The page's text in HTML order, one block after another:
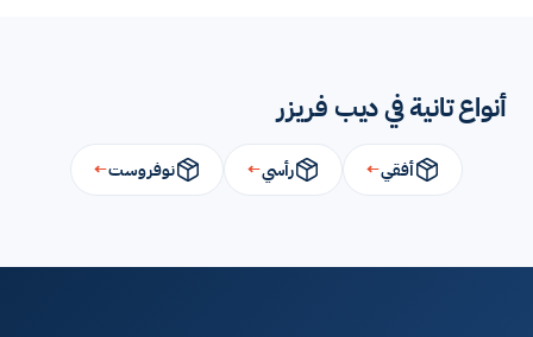
أنواع تانية في ديب فريزر
أفقي← رأسي← نوفروست←